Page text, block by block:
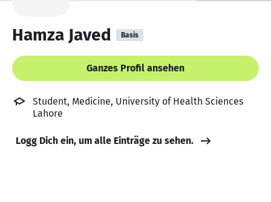
Hamza Javed Basis
Ganzes Profil ansehen
Student, Medicine, University of Health Sciences
Lahore
Logg Dich ein, um alle Einträge zu sehen.